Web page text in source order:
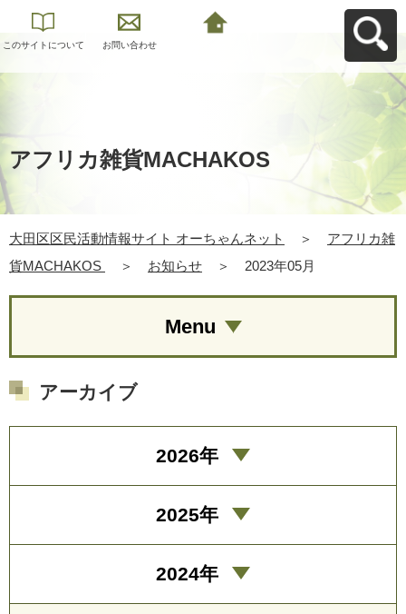
このサイトについて お問い合わせ
アフリカ雑貨MACHAKOS
大田区区民活動情報サイト オーちゃんネット ＞
アフリカ雑
貨MACHAKOS
＞ お知らせ ＞ 2023年05月
Menu
アーカイブ
2026年
2025年
2024年